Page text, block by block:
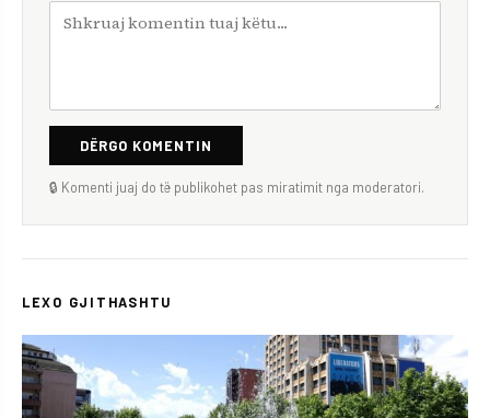
DËRGO KOMENTIN
🔒 Komenti juaj do të publikohet pas miratimit nga moderatori.
LEXO GJITHASHTU